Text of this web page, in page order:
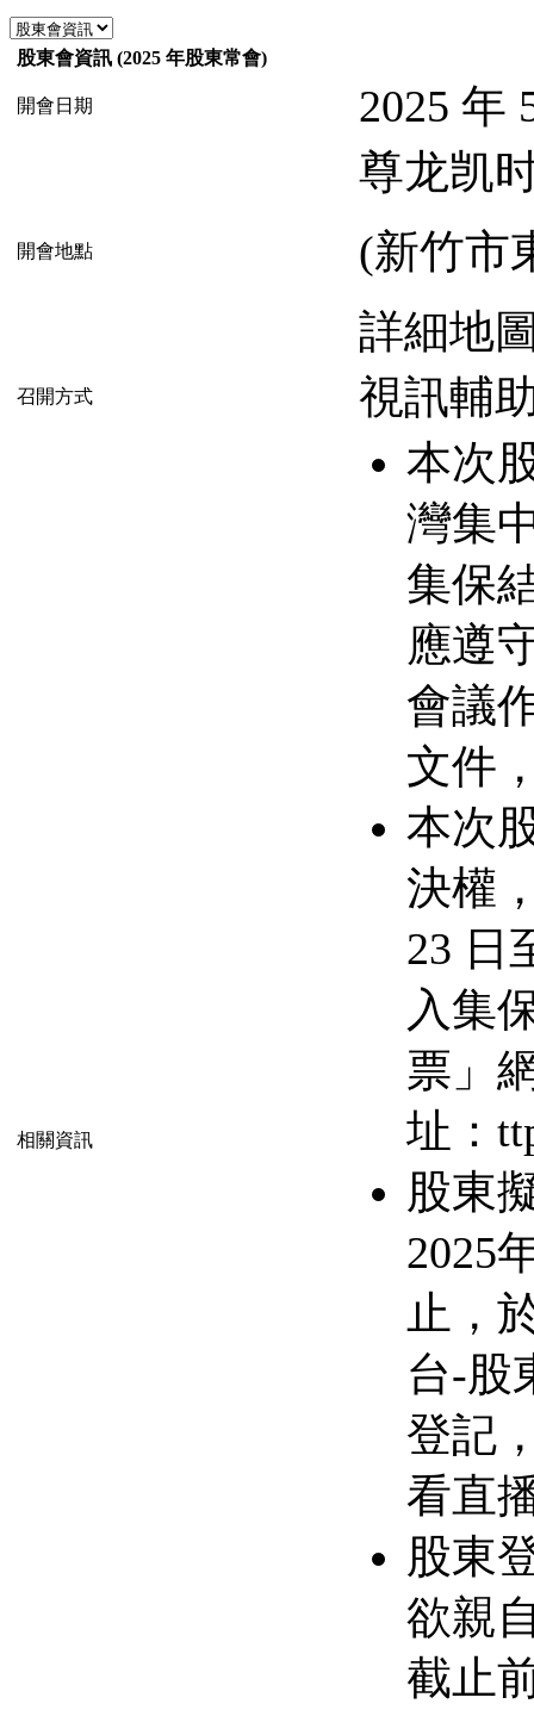
股東會資訊 (2025 年股東常會)
開會日期 2025 年
開會地點
尊龙凯
(新竹市
詳細地
召開方式 視訊輔
相關資訊
本次
灣集
集保
應遵
會議
文件
本次
決權
23 日
入集
票」
址：
股東
2025
止，
台-股
登記
看直
股東
欲親
截止